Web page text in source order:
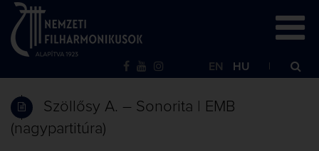
EN HU
Szöllősy A. – Sonorita | EMB
(nagypartitúra)